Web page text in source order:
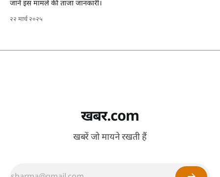
जानें इस मामले की ताजा जानकारी।
२२ मार्च २०२५
खबर.com
खबरें जो मायने रखती हैं